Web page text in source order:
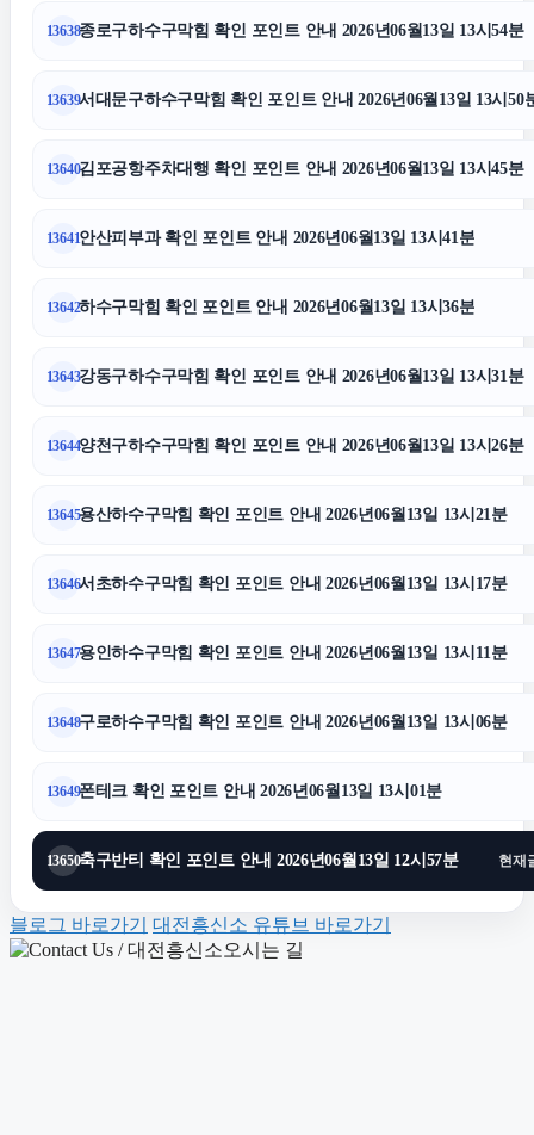
흥신소
네이버 검색광고
sns마케팅
김해이혼전문변호사
13638종로구하수구막힘 확인 포인트 안내 2026년06월13일 13시54분
13639서대문구하수구막힘 확인 포인트 안내 2026년06월13일 13시50
13640김포공항주차대행 확인 포인트 안내 2026년06월13일 13시45분
13641안산피부과 확인 포인트 안내 2026년06월13일 13시41분
13642하수구막힘 확인 포인트 안내 2026년06월13일 13시36분
13643강동구하수구막힘 확인 포인트 안내 2026년06월13일 13시31분
13644양천구하수구막힘 확인 포인트 안내 2026년06월13일 13시26분
13645용산하수구막힘 확인 포인트 안내 2026년06월13일 13시21분
13646서초하수구막힘 확인 포인트 안내 2026년06월13일 13시17분
13647용인하수구막힘 확인 포인트 안내 2026년06월13일 13시11분
13648구로하수구막힘 확인 포인트 안내 2026년06월13일 13시06분
13649폰테크 확인 포인트 안내 2026년06월13일 13시01분
13650축구반티 확인 포인트 안내 2026년06월13일 12시57분 현재
블로그 바로가기 대전흥신소 유튜브 바로가기